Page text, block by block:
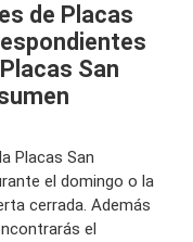
de Placas
San
Placas San
el domingo o la
cerrada. Además
el